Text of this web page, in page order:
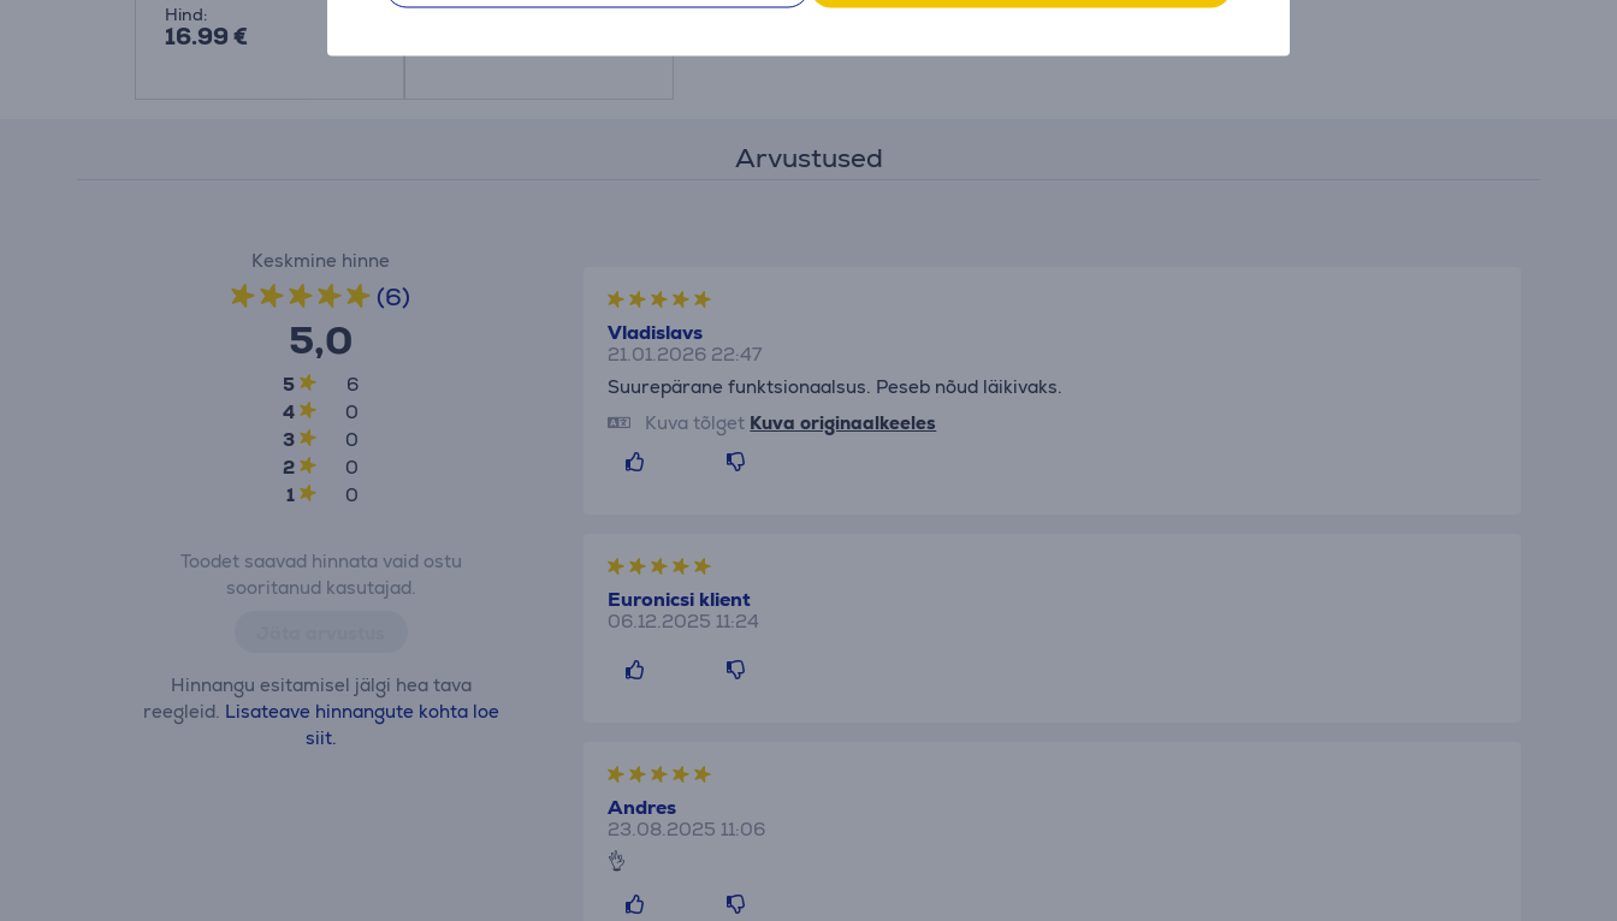
Hind:
16.99 €
Hind:
Arvustused
Keskmine hinne
(6)
5,0
5
6
4
0
3
0
2
0
1
0
Toodet saavad hinnata vaid ostu
sooritanud kasutajad.
Hinnangu esitamisel jälgi hea tava
reegleid. Lisateave hinnangute kohta loe
siit.
Vladislavs
21.01.2026 22:47
Suurepärane funktsionaalsus. Peseb nõud läikivaks.
Kuva tõlget Kuva originaalkeeles
Euronicsi klient
06.12.2025 11:24
Andres
23.08.2025 11:06
👌